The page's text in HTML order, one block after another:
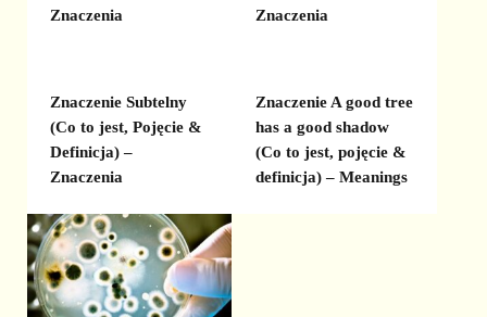
Znaczenia
Znaczenia
Znaczenie Subtelny
(Co to jest, Pojęcie &
Definicja) –
Znaczenia
Znaczenie A good tree
has a good shadow
(Co to jest, pojęcie &
definicja) – Meanings